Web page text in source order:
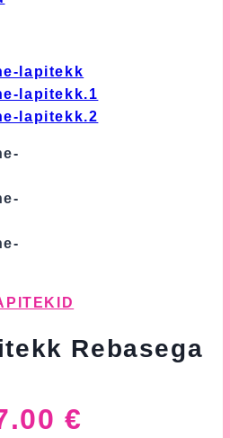
Rebasega
€